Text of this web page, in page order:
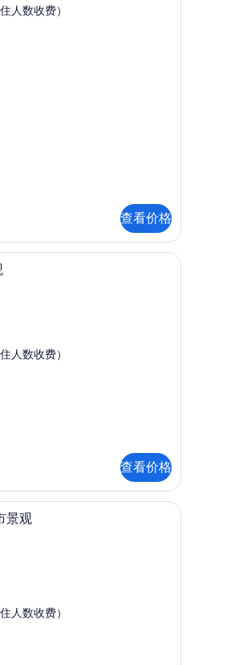
人数收费）
查看价格
人数收费）
查看价格
高档床上用品、客房内保险箱、办公桌、遮光
景观
人数收费）